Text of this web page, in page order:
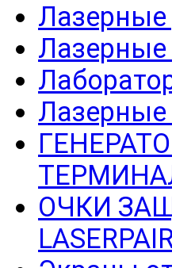
Лазерные
ОЧКИ